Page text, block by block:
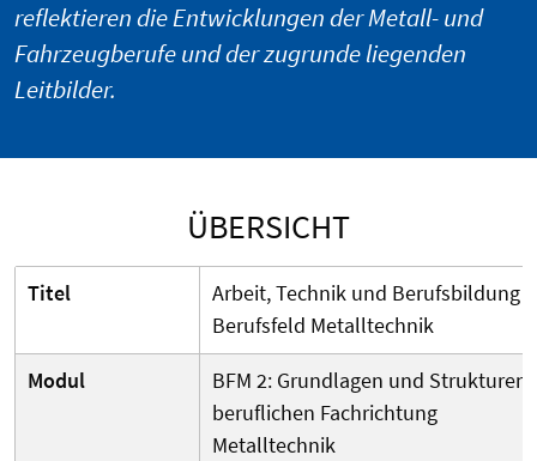
reflektieren die Entwicklungen der Metall- und
Fahrzeugberufe und der zugrunde liegenden
Leitbilder.
ÜBERSICHT
Titel
Arbeit, Technik und Berufsbildung
Berufsfeld Metalltechnik
Modul
BFM 2: Grundlagen und Strukturen
beruflichen Fachrichtung
Metalltechnik